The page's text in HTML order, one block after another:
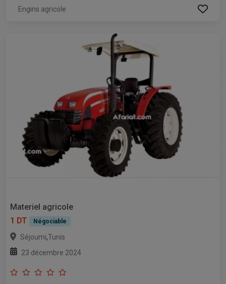
Engins agricole
Materiel agricole
1 DT
Négociable
Séjoumi,Tunis
23 décembre 2024